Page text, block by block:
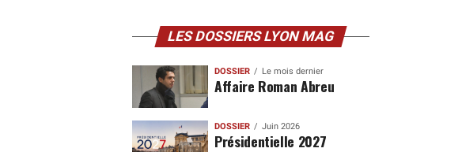
LES DOSSIERS LYON MAG
DOSSIER Le mois dernier
Affaire Roman Abreu
DOSSIER Juin 2026
Présidentielle 2027